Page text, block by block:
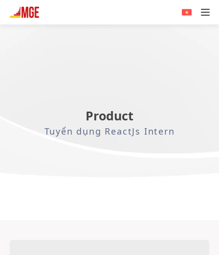
Product
Tuyển dụng ReactJs Intern